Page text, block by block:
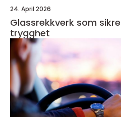
24. April 2026
Glassrekkverk som
trygghet